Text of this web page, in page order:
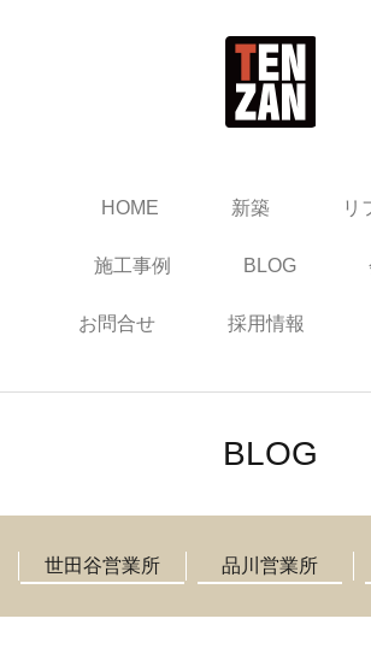
HOME 新築 リ
施工事例 BLOG
お問合せ 採用情報
BLOG
世田谷営業所 品川営業所